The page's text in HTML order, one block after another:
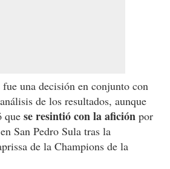
fue una decisión en conjunto con
de los resultados, aunque
que se resintió con la afición por
San Pedro Sula tras la
de la Champions de la